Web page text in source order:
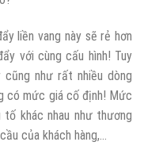
liền vang này sẽ rẻ hơn
với cùng cấu hình! Tuy
như rất nhiều dòng
có mức giá cố định! Mức
khác nhau như thương
của khách hàng,…